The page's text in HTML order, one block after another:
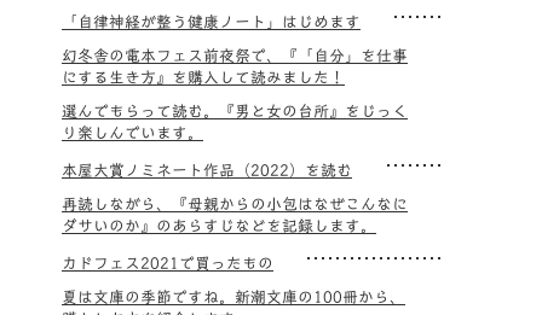
「自律神経が整う健康ノート」はじめます
幻冬舎の電本フェス前夜祭で、『「自分」を仕事
にする生き方』を購入して読みました！
選んでもらって読む。『男と女の台所』をじっく
り楽しんでいます。
本屋大賞ノミネート作品（2022）を読む
再読しながら、『母親からの小包はなぜこんなに
ダサいのか』のあらすじなどを記録します。
カドフェス2021で買ったもの
夏は文庫の季節ですね。新潮文庫の100冊から、